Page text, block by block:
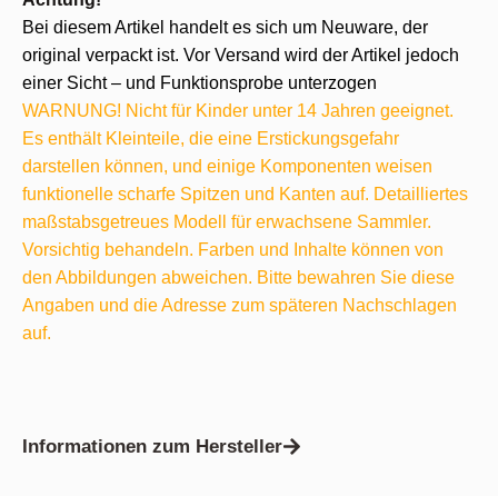
Bei diesem Artikel handelt es sich um Neuware, der
original verpackt ist. Vor Versand wird der Artikel jedoch
einer Sicht – und Funktionsprobe unterzogen
WARNUNG! Nicht für Kinder unter 14 Jahren geeignet.
Es enthält Kleinteile, die eine Erstickungsgefahr
darstellen können, und einige Komponenten weisen
funktionelle scharfe Spitzen und Kanten auf. Detailliertes
maßstabsgetreues Modell für erwachsene Sammler.
Vorsichtig behandeln. Farben und Inhalte können von
den Abbildungen abweichen. Bitte bewahren Sie diese
Angaben und die Adresse zum späteren Nachschlagen
auf.
Informationen zum Hersteller